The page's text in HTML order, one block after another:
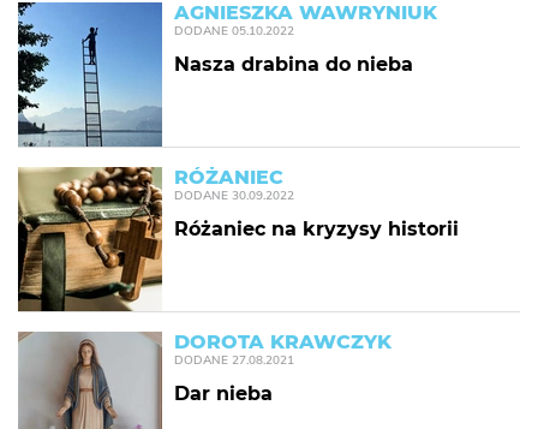
AGNIESZKA WAWRYNIUK
DODANE 05.10.2022
Nasza drabina do nieba
RÓŻANIEC
DODANE 30.09.2022
Różaniec na kryzysy historii
DOROTA KRAWCZYK
DODANE 27.08.2021
Dar nieba